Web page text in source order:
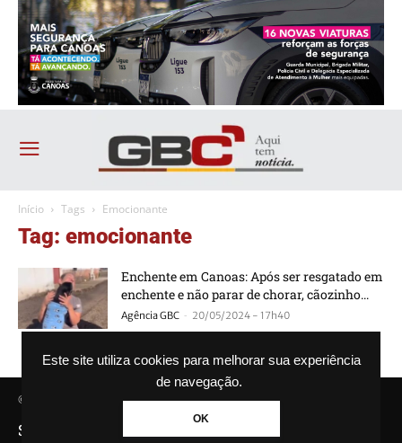
Este site utiliza cookies para melhorar sua experiência
de navegação.
OK
Início Tags Emocionante
Tag: emocionante
Enchente em Canoas: Após ser resgatado em
enchente e não parar de chorar, cãozinho...
Agência GBC - 20/05/2024 - 17h40
© Agência GBC. Aqui tem notícia. Todos os direitos reservados.
SAIBA MAIS SOBRE A AGÊNCIA GBC